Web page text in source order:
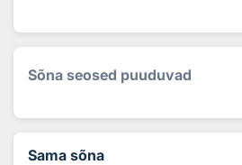
Sõna seosed puuduvad
Sama sõna